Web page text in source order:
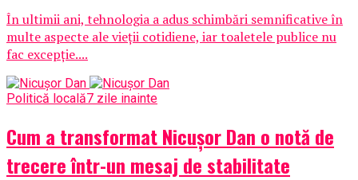
În ultimii ani, tehnologia a adus schimbări semnificative în
multe aspecte ale vieții cotidiene, iar toaletele publice nu
fac excepție....
Politică locală7 zile inainte
Cum a transformat Nicușor Dan o notă de
trecere într-un mesaj de stabilitate